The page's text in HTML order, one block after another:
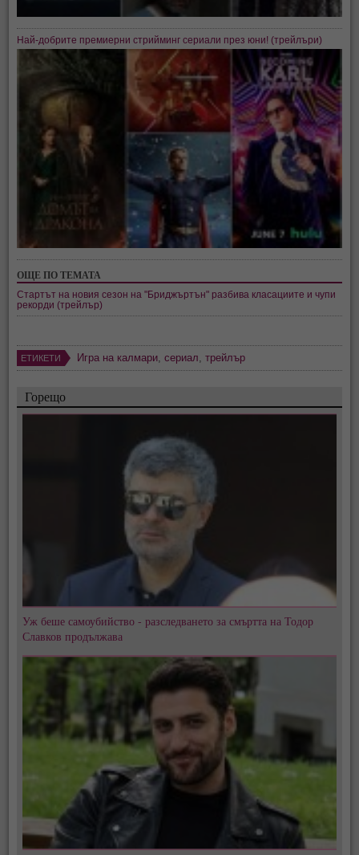
Най-добрите премиерни стрийминг сериали през юни! (трейлъри)
ОЩЕ ПО ТЕМАТА
Стартът на новия сезон на "Бриджъртън" разбива класациите и чупи
рекорди (трейлър)
ЕТИКЕТИ Игра на калмари ,сериал ,трейлър
Горещо
Уж беше самоубийство - разследването за смъртта на Тодор
Славков продължава